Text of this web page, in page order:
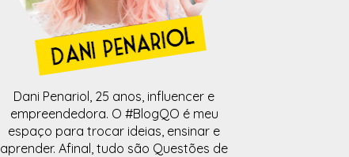
Dani Penariol, 25 anos, influencer e
empreendedora. O #BlogQO é meu
espaço para trocar ideias, ensinar e
aprender. Afinal, tudo são Questões de